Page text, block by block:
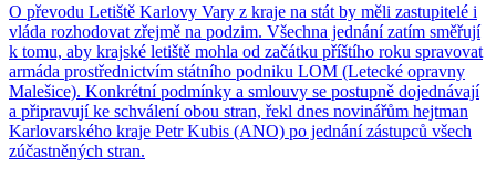
O převodu Letiště Karlovy Vary z kraje na stát by měli zastupitelé i
vláda rozhodovat zřejmě na podzim. Všechna jednání zatím směřují
k tomu, aby krajské letiště mohla od začátku příštího roku spravovat
armáda prostřednictvím státního podniku LOM (Letecké opravny
Malešice). Konkrétní podmínky a smlouvy se postupně dojednávají
a připravují ke schválení obou stran, řekl dnes novinářům hejtman
Karlovarského kraje Petr Kubis (ANO) po jednání zástupců všech
zúčastněných stran.